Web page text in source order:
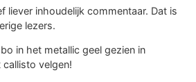
liever inhoudelijk commentaar. Dat is
lezers.
in het metallic geel gezien in
velgen!